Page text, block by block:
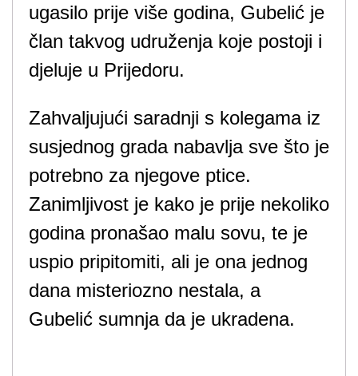
ugasilo prije više godina, Gubelić je
član takvog udruženja koje postoji i
djeluje u Prijedoru.
Zahvaljujući saradnji s kolegama iz
susjednog grada nabavlja sve što je
potrebno za njegove ptice.
Zanimljivost je kako je prije nekoliko
godina pronašao malu sovu, te je
uspio pripitomiti, ali je ona jednog
dana misteriozno nestala, a
Gubelić sumnja da je ukradena.